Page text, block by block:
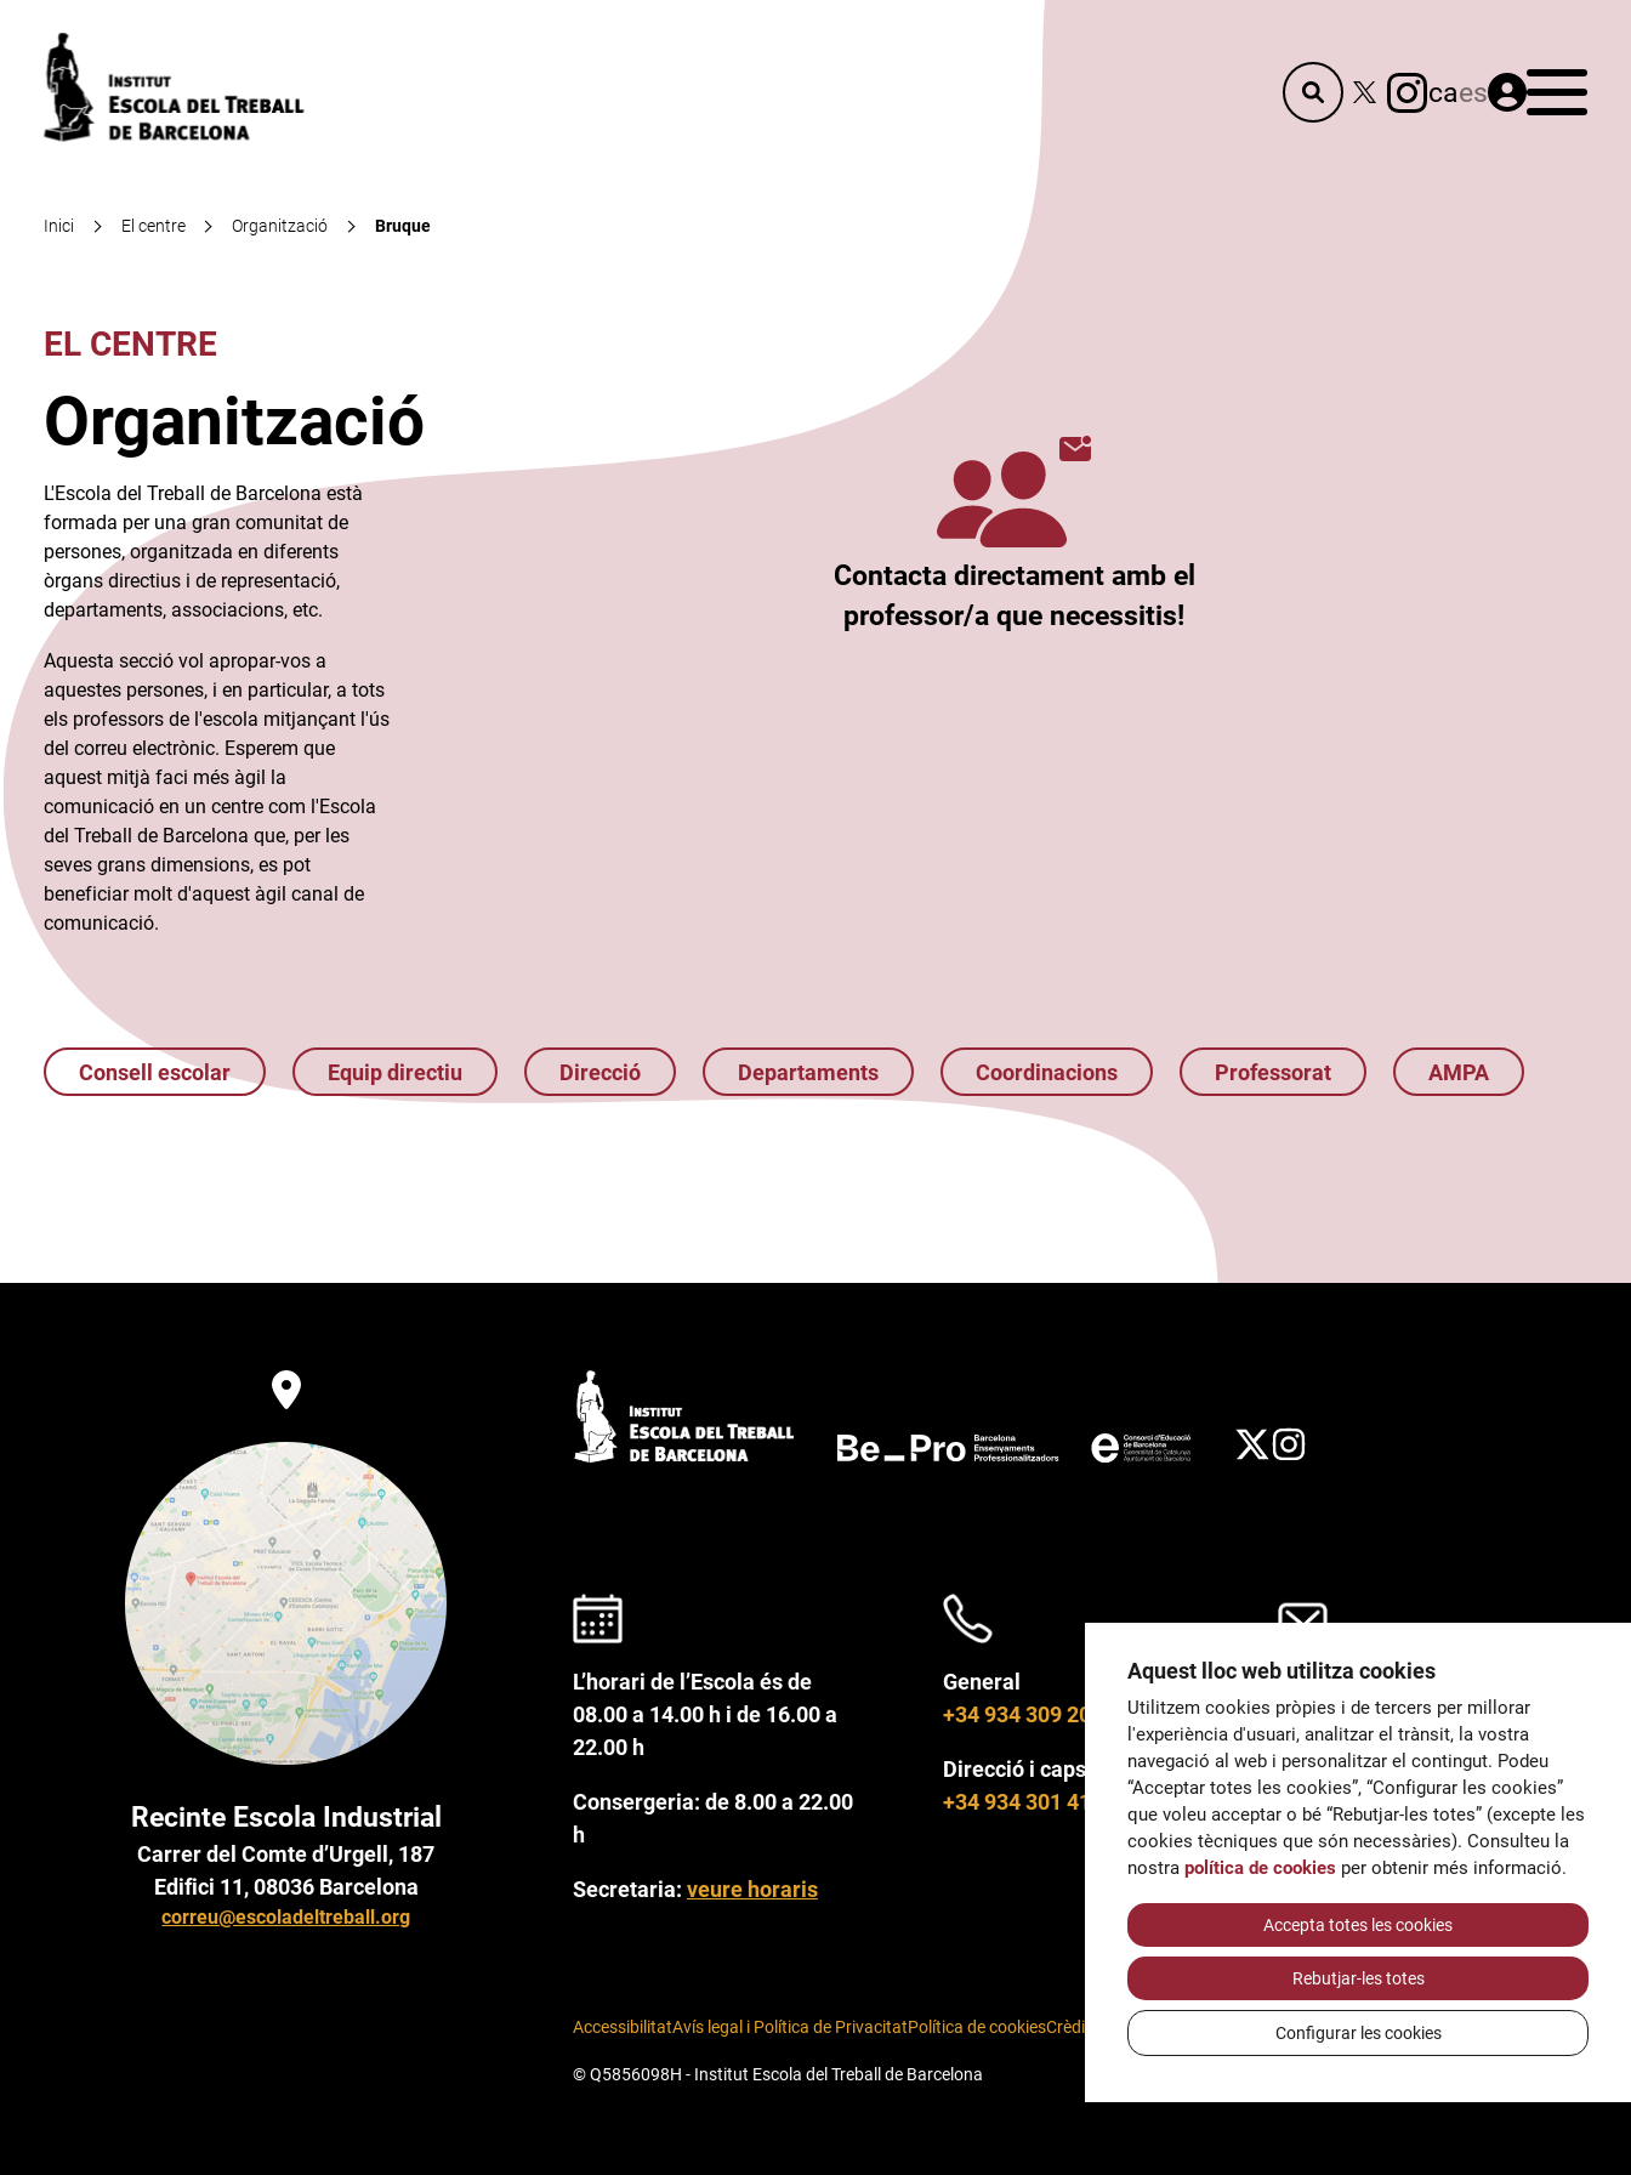
caes Menú
Inici El centre Organització Bruque
EL CENTRE
Organització
L'Escola del Treball de Barcelona està
formada per una gran comunitat de
persones, organitzada en diferents
òrgans directius i de representació,
departaments, associacions, etc.​
Aquesta secció vol apropar-vos a
aquestes persones, i en particular, a tots
els professors de l'escola mitjançant l'ús
del correu electrònic. Esperem que
aquest mitjà faci més àgil la
comunicació en un centre com l'Escola
del Treball de Barcelona que, per les
seves grans dimensions, es pot
beneficiar molt d'aquest àgil canal de
comunicació.​
Contacta directament amb el
professor/a que necessitis!
Consell escolar Equip directiu Direcció Departaments Coordinacions Professorat AMPA
Recinte Escola Industrial
Carrer del Comte d’Urgell, 187
Edifici 11, 08036 Barcelona
correu@escoladeltreball.org
L’horari de l’Escola és de
08.00 a 14.00 h i de 16.00 a
22.00 h
Consergeria: de 8.00 a 22.00
h
Secretaria: veure horaris
General
+34 934 309 200
Direcció i caps d’estudis
+34 934 301 415
General
correu@escoladeltreball.org
Informació
informacio@escoladeltreball.o
rg
AccessibilitatAvís legal i Política de PrivacitatPolítica de cookiesCrèdits
© Q5856098H - Institut Escola del Treball de Barcelona
Aquest lloc web utilitza cookies
Utilitzem cookies pròpies i de tercers per millorar
l'experiència d'usuari, analitzar el trànsit, la vostra
navegació al web i personalitzar el contingut. Podeu
“Acceptar totes les cookies”, “Configurar les cookies”
que voleu acceptar o bé “Rebutjar-les totes” (excepte les
cookies tècniques que són necessàries). Consulteu la
nostra política de cookies per obtenir més informació.
Accepta totes les cookies
Rebutjar-les totes
Configurar les cookies